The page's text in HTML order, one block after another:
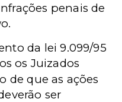
penais de
da lei 9.099/95
os Juizados
de que as ações
ser